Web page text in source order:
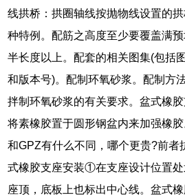
线拱桥：拱圈轴线按抛物线设置的
种特例。配筋之高度至少要覆盖满
半长度以上。配套的相关图集(包括
和版本号)。配制环氧砂浆。配制方
拌制环氧砂浆的有关要求。盆式橡
将素橡胶置于圆形钢盆内来加强橡
和GPZ有什么不同，哪个更贵?前者
式橡胶支座安装①在支座设计位置
座顶，底板上也标出中心线。盆式